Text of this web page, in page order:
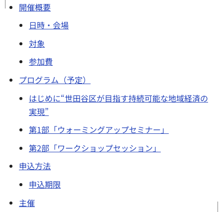
開催概要
日時・会場
対象
参加費
プログラム（予定）
はじめに“世田谷区が目指す持続可能な地域経済の
実現”
第1部「ウォーミングアップセミナー」
第2部「ワークショップセッション」
申込方法
申込期限
主催